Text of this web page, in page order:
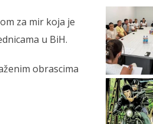
za mir koja je
u BiH.
obrascima